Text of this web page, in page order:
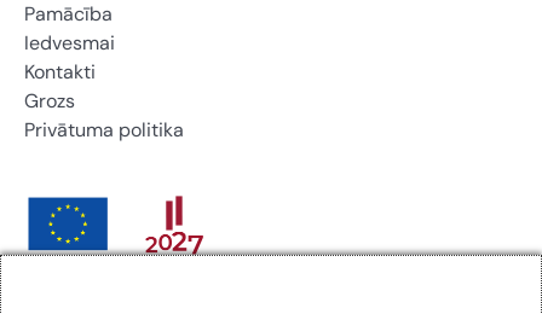
Pamācība
Iedvesmai
Kontakti
Grozs
Privātuma politika